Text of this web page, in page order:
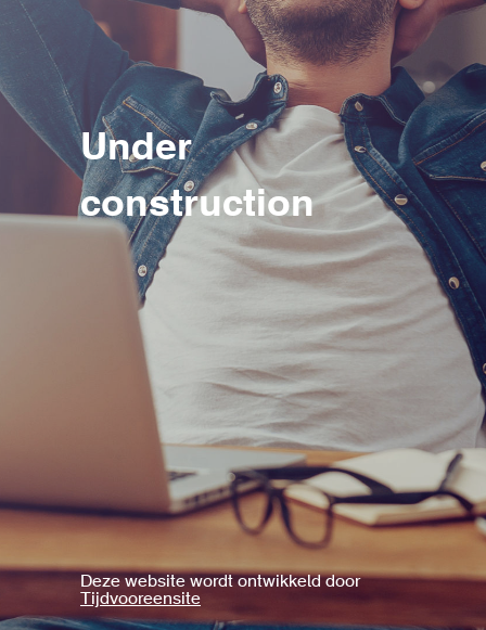
Under
construction
Deze website wordt ontwikkeld door
Tijdvooreensite